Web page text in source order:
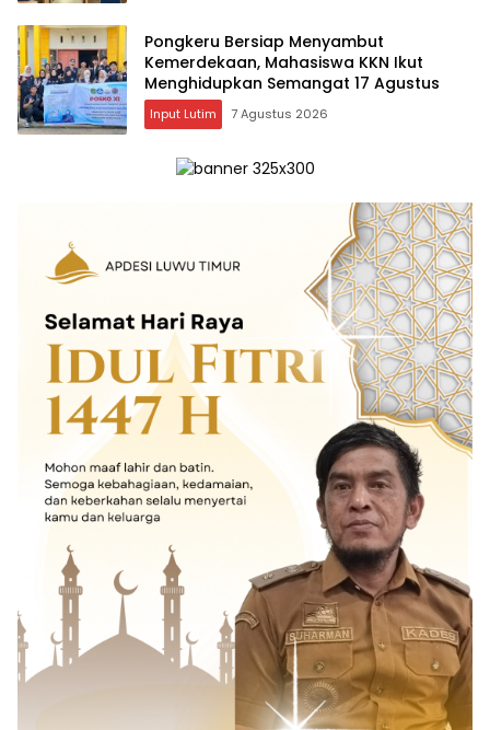
Pongkeru Bersiap Menyambut
Kemerdekaan, Mahasiswa KKN Ikut
Menghidupkan Semangat 17 Agustus
Input Lutim 7 Agustus 2026